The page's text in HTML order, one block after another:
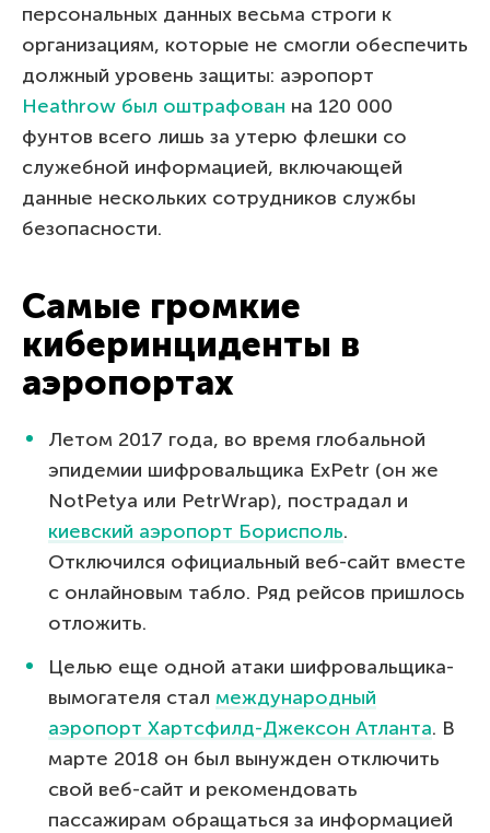
персональных данных весьма строги к
организациям, которые не смогли обеспечить
должный уровень защиты: аэропорт
Heathrow был оштрафован на 120 000
фунтов всего лишь за утерю флешки со
служебной информацией, включающей
данные нескольких сотрудников службы
безопасности.
Самые громкие
киберинциденты в
аэропортах
Летом 2017 года, во время глобальной
эпидемии шифровальщика ExPetr (он же
NotPetya или PetrWrap), пострадал и
киевский аэропорт Борисполь.
Отключился официальный веб-сайт вместе
с онлайновым табло. Ряд рейсов пришлось
отложить.
Целью еще одной атаки шифровальщика-
вымогателя стал международный
аэропорт Хартсфилд-Джексон Атланта. В
марте 2018 он был вынужден отключить
свой веб-сайт и рекомендовать
пассажирам обращаться за информацией